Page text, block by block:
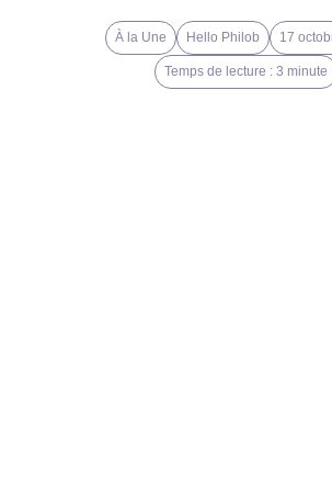
À la Une Hello Philob 17
Temps de lecture : 3 minute